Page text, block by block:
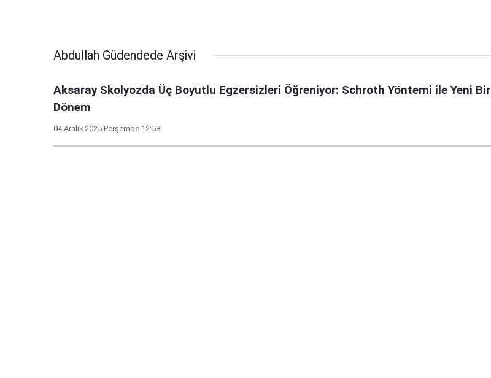
Abdullah Güdendede Arşivi
Aksaray Skolyozda Üç Boyutlu Egzersizleri Öğreniyor: Schroth Yöntemi ile Yeni Bir
Dönem
04 Aralık 2025 Perşembe 12:58